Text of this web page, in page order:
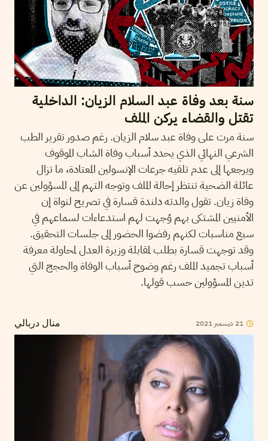
سنة بعد وفاة عبد السلام الزيان: الداخلية
تقتل والقضاء يركن الملف
سنة مرت على وفاة عبد سلام الزيان. رغم صدور تقرير الطب
الشرعي النهائي الذي يحدد أسباب وفاة الشاب الموقوف
ويرجعها إلى عدم تلقيه جرعات الإنسولين المعتادة، ما تزال
عائلة الضحية تنتظر إحالة الملف وتوجه التهم إلى المسؤولين عن
وفاة زيان. تقول والدته دلندة قسارة في تصريح لنواة إن
الأمنيين المشتكى بهم وُجهت لهم استدعاءات لسماعهم في
سبع مناسبات لكنهم رفضوا الحضور إلى جلسات التحقيق.
وقد توجهت قسارة بطلب لمقابلة وزيرة العدل لمحاولة معرفة
أسباب تجميد الملف رغم وضوح أسباب الوفاة والحجج التي
تدين المسؤولين حسب قولها.
منال دربالي 21 ديسمبر 2021